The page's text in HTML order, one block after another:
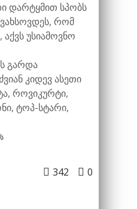
დარტყმით სპობს
რომ
უსიამოვნო
გარდა
კიდევ ასეთი
როვიკურტი,
ტოპ-სტარი,
0
342